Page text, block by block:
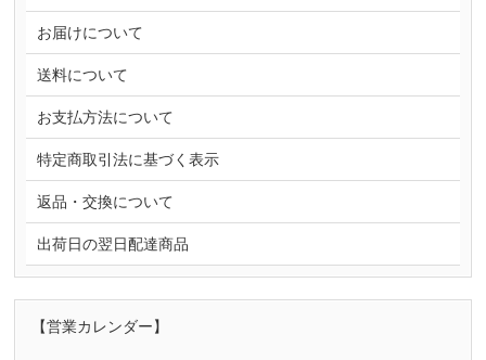
お届けについて
送料について
お支払方法について
特定商取引法に基づく表示
返品・交換について
出荷日の翌日配達商品
【営業カレンダー】